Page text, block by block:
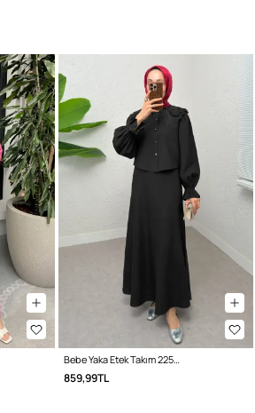
Bebe Yaka Etek Takım 2255 - SİYAH
859,99TL